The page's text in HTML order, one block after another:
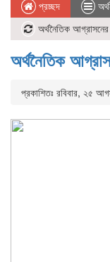
প্রচ্ছদ
অর্থনৈতিক
অর্থনৈতিক
প্রকাশিতঃ রবিবার, ২৫